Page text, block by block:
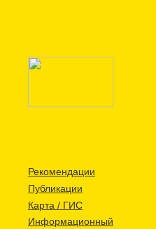
Рекомендации
Публикации
Карта / ГИС
Информационный